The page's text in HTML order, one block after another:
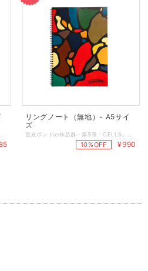
リングノート（無地）- A5サイ
ズ
10%OFF ¥990